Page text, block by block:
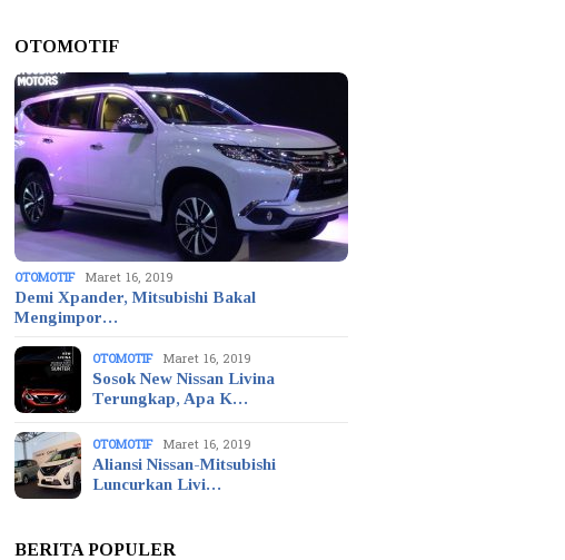
OTOMOTIF
OTOMOTIF Maret 16, 2019
Demi Xpander, Mitsubishi Bakal
Mengimpor…
OTOMOTIF Maret 16, 2019
Sosok New Nissan Livina
Terungkap, Apa K…
OTOMOTIF Maret 16, 2019
Aliansi Nissan-Mitsubishi
Luncurkan Livi…
BERITA POPULER